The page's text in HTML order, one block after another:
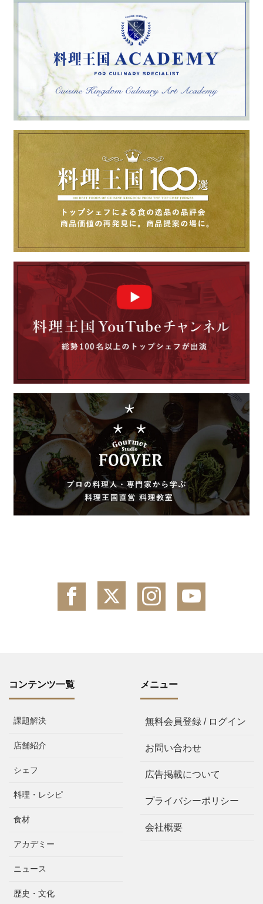
コンテンツ一覧
課題解決
店舗紹介
シェフ
料理・レシピ
食材
アカデミー
ニュース
歴史・文化
メニュー
無料会員登録 / ログイン
お問い合わせ
広告掲載について
プライバシーポリシー
会社概要